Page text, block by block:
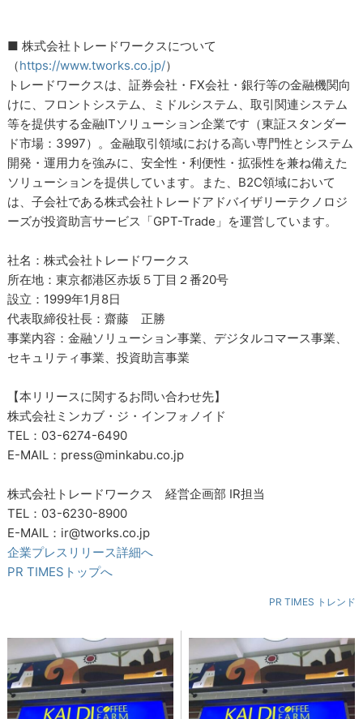
■ 株式会社トレードワークスについて
（https://www.tworks.co.jp/）
トレードワークスは、証券会社・FX会社・銀行等の金融機関向
けに、フロントシステム、ミドルシステム、取引関連システム
等を提供する金融ITソリューション企業です（東証スタンダー
ド市場：3997）。金融取引領域における高い専門性とシステム
開発・運用力を強みに、安全性・利便性・拡張性を兼ね備えた
ソリューションを提供しています。また、B2C領域において
は、子会社である株式会社トレードアドバイザリーテクノロジ
ーズが投資助言サービス「GPT-Trade」を運営しています。
社名：株式会社トレードワークス
所在地：東京都港区赤坂５丁目２番20号
設立：1999年1月8日
代表取締役社長：齋藤 正勝
事業内容：金融ソリューション事業、デジタルコマース事業、
セキュリティ事業、投資助言事業
【本リリースに関するお問い合わせ先】
株式会社ミンカブ・ジ・インフォノイド
TEL：03-6274-6490
E-MAIL：press@minkabu.co.jp
株式会社トレードワークス 経営企画部 IR担当
TEL：03-6230-8900
E-MAIL：ir@tworks.co.jp
企業プレスリリース詳細へ
PR TIMESトップへ
PR TIMES トレンド